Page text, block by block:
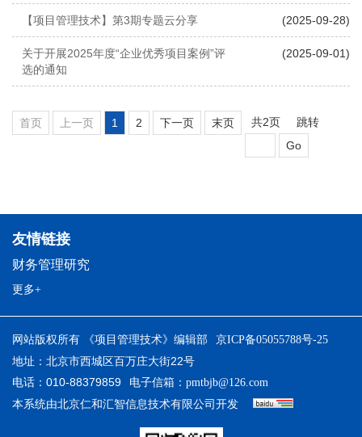
【项目管理技术】第3期专题云分享 (2025-09-28)
关于开展2025年度“企业优秀项目案例”评
选的通知
(2025-09-01)
首页 上一页 1 2 下一页 末页 共2页
跳转
Go
友情链接
财务管理研究
更多+
网站版权所有 《项目管理技术》编辑部 京ICP备05055788号-25
地址：北京市西城区百万庄大街22号
电话：010-88379859
电子信箱： pmtbjb@126.com
本系统由北京仁和汇智信息技术有限公司 开发